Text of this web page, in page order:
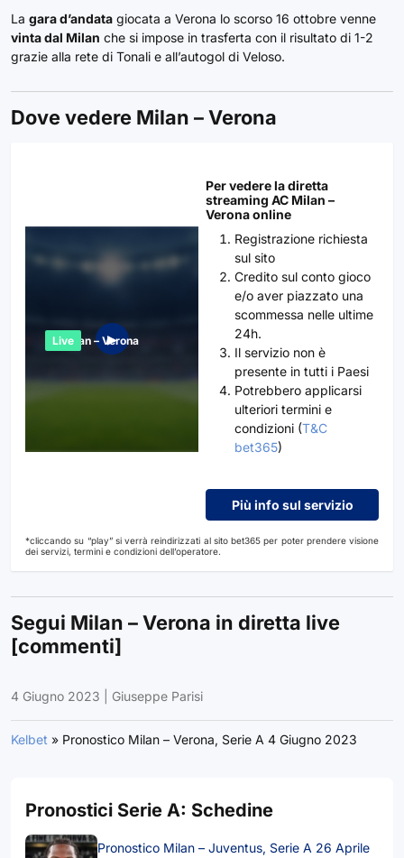
La gara d’andata giocata a Verona lo scorso 16 ottobre venne
vinta dal Milan che si impose in trasferta con il risultato di 1-2
grazie alla rete di Tonali e all’autogol di Veloso.
Dove vedere Milan – Verona
▶︎
AC Milan – Verona
Live
Per vedere la diretta
streaming AC Milan –
Verona online
Registrazione richiesta
sul sito
Credito sul conto gioco
e/o aver piazzato una
scommessa nelle ultime
24h.
Il servizio non è
presente in tutti i Paesi
Potrebbero applicarsi
ulteriori termini e
condizioni (T&C
bet365)
Più info sul servizio
*cliccando su “play” si verrà reindirizzati al sito bet365 per poter prendere visione
dei servizi, termini e condizioni dell’operatore.
Segui Milan – Verona in diretta live
[commenti]
4 Giugno 2023 Giuseppe Parisi
Kelbet » Pronostico Milan – Verona, Serie A 4 Giugno 2023
Pronostici Serie A: Schedine
Pronostico Milan – Juventus, Serie A 26 Aprile